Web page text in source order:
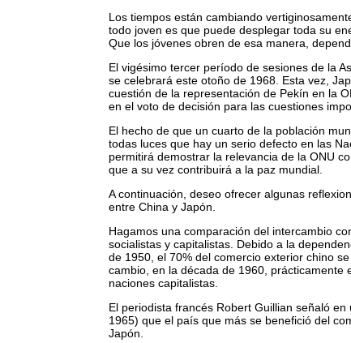
Los tiempos están cambiando
todo joven es que puede desplegar toda su
Que los jóvenes obren de esa manera,
El vigésimo tercer período de sesiones de la
se celebrará este otoño de 1968. Esta vez,
cuestión de la representación de Pekín en la
en el voto de decisión para las cuestiones
El hecho de que un cuarto de la población
todas luces que hay un serio defecto en las
permitirá demostrar la relevancia de la ONU
que a su vez contribuirá a la paz mundial.
A continuación, deseo ofrecer algunas
entre China y Japón.
Hagamos una comparación del intercambio
socialistas y capitalistas. Debido a la
de 1950, el 70% del comercio exterior chino
cambio, en la década de 1960, prácticamente
naciones capitalistas.
El periodista francés Robert Guillian señaló en
1965) que el país que más se benefició del
Japón.